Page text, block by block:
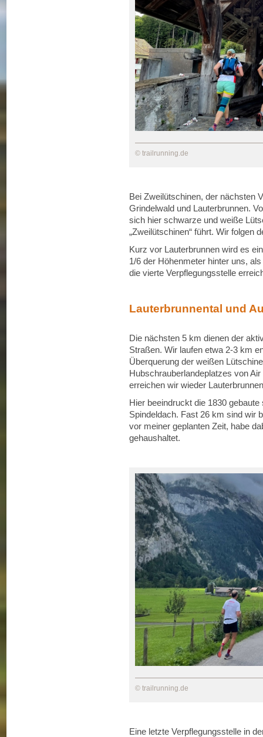
© trailrunning.de
Bei Zweilütschinen, der nächsten
Grindelwald und Lauterbrunnen.
sich hier schwarze und weiße
„Zweilütschinen“ führt. Wir folgen
Kurz vor Lauterbrunnen wird es
1/6 der Höhenmeter hinter uns,
die vierte Verpflegungsstelle
Lauterbrunnental und
Die nächsten 5 km dienen der
Straßen. Wir laufen etwa 2-3 km
Überquerung der weißen
Hubschrauberlandeplatzes von
erreichen wir wieder
Hier beeindruckt die 1830
Spindeldach. Fast 26 km sind wir
vor meiner geplanten Zeit, habe
gehaushaltet.
© trailrunning.de
Eine letzte Verpflegungsstelle in